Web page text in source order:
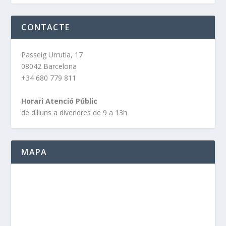
CONTACTE
Passeig Urrutia, 17
08042 Barcelona
+34 680 779 811
Horari Atenció Públic
de dilluns a divendres de 9 a 13h
MAPA